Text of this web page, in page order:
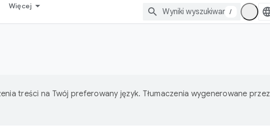
Więcej
/
treści na Twój preferowany język. Tłumaczenia wygenerowane przez